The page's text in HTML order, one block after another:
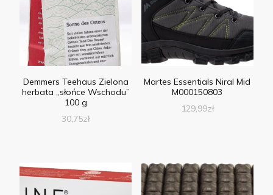
Demmers Teehaus Zielona
herbata „słońce Wschodu”
100 g
30,75zł
Martes Essentials Niral Mid
M000150803
129,99zł